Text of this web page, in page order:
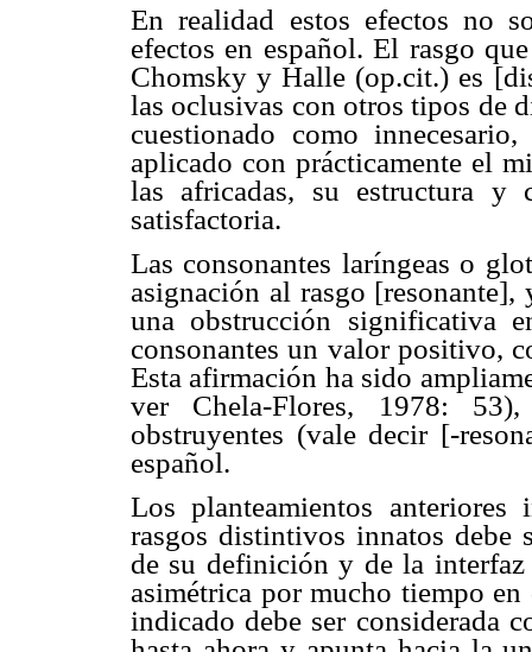
En realidad estos efectos no
efectos en español. El rasgo
Chomsky y Halle (op.cit.) es
las oclusivas con otros tipos de
cuestionado como
aplicado con prácticamente el
las africadas, su estructura y
satisfactoria.
Las consonantes laríngeas o
asignación al rasgo
una obstrucción significativa
consonantes un valor positivo,
Esta afirmación ha sido
ver Chela-Flores, 1978:
obstruyentes (vale decir [-
español.
Los planteamientos
rasgos distintivos innatos debe
de su definición y de la
asimétrica por mucho tiempo en
indicado debe ser considerada